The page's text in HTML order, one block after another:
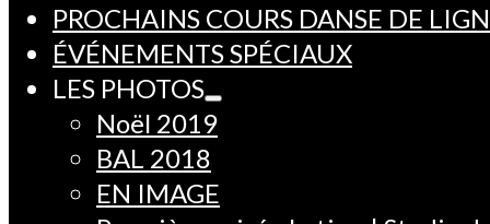
PROCHAINS COURS DANSE DE
ÉVÉNEMENTS SPÉCIAUX
LES PHOTOS
Noël 2019
BAL 2018
EN IMAGE